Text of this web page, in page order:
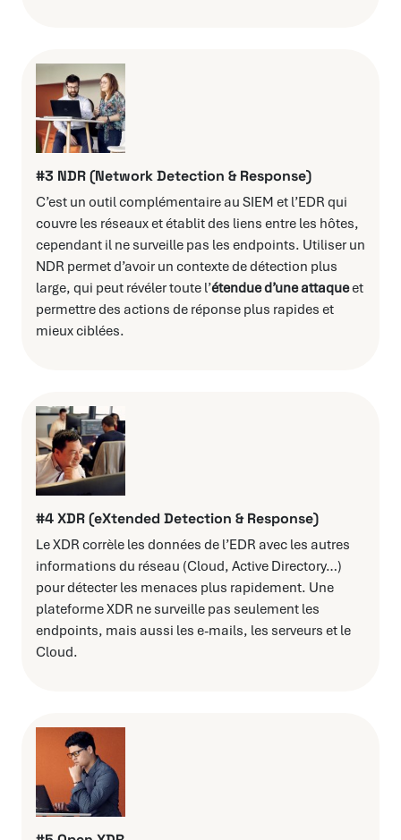
#3 NDR (Network Detection & Response)
C’est un outil complémentaire au SIEM et l’EDR qui
couvre les réseaux et établit des liens entre les hôtes,
cependant il ne surveille pas les endpoints. Utiliser un
NDR permet d’avoir un contexte de détection plus
large, qui peut révéler toute l’étendue d’une attaqueet
permettre des actions de réponse plus rapides et
mieux ciblées.
#4 XDR (eXtended Detection & Response)
Le XDR corrèle les données de l’EDR avec les autres
informations du réseau (Cloud, Active Directory…)
pour détecter les menaces plus rapidement. Une
plateforme XDR ne surveille pas seulement les
endpoints, mais aussi les e-mails, les serveurs et le
Cloud.